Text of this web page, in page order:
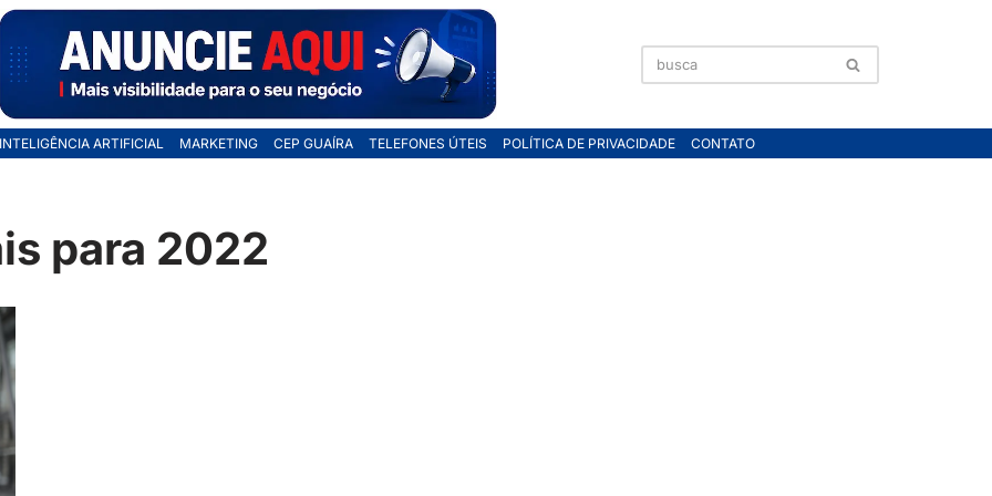
INTELIGÊNCIA ARTIFICIAL MARKETING CEP GUAÍRA TELEFONES ÚTEIS POLÍTICA DE PRIVACIDADE CONTATO
para 2022